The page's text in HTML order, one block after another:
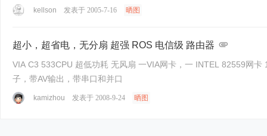
kellson 发表于 2005-7-16 晒图
超小，超省电，无分扇 超强 ROS 电信级 路由器
VIA C3 533CPU 超低功耗 无风扇 一VIA网卡，一 INTEL 82559网
子，带AV输出，带串口和并口
kamizhou 发表于 2008-9-24 晒图